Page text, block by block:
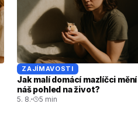
ZAJÍMAVOSTI
Jak malí domácí mazlíčci mění
náš pohled na život?
5. 8. 5 min